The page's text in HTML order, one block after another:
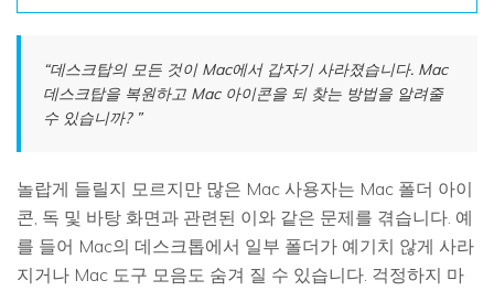
기타 프로그램
Repairit - 데이터 복구
UBackit - 데이터 백업
“데스크탑의 모든 것이 Mac에서 갑자기 사라졌습니다. Mac
데스크탑을 복원하고 Mac 아이콘을 되 찾는 방법을 알려줄
수 있습니까? ”
놀랍게 들릴지 모르지만 많은 Mac 사용자는 Mac 폴더 아이
콘, 독 및 바탕 화면과 관련된 이와 같은 문제를 겪습니다. 예
를 들어 Mac의 데스크톱에서 일부 폴더가 예기치 않게 사라
지거나 Mac 도구 모음도 숨겨 질 수 있습니다. 걱정하지 마